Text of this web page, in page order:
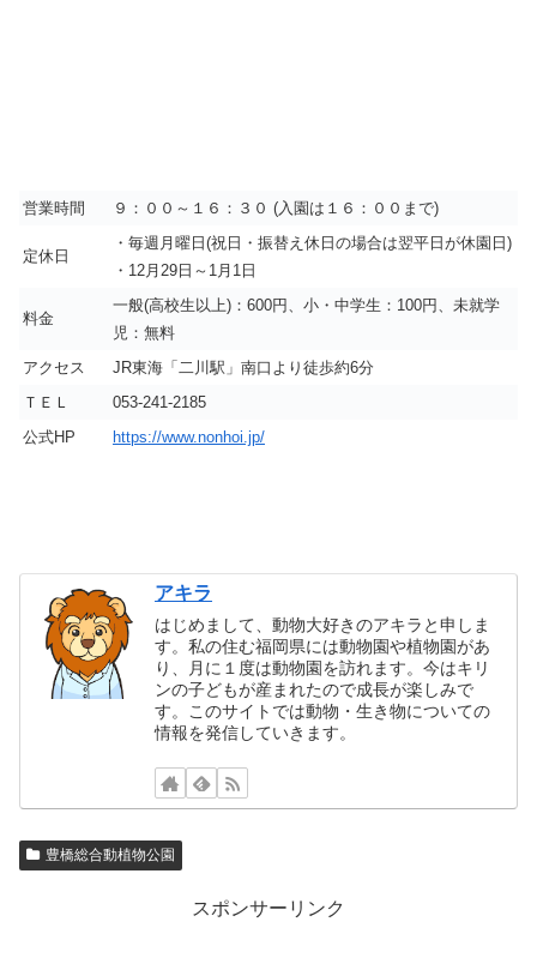
営業時間 ９：００～１６：３０ (入園は１６：００まで)
定休日
・毎週月曜日(祝日・振替え休日の場合は翌平日が休園日)
・12月29日～1月1日
料金
一般(高校生以上)：600円、小・中学生：100円、未就学
児：無料
アクセス
JR東海「二川駅」南口より徒歩約6分
ＴＥＬ
053-241-2185
公式HP
https://www.nonhoi.jp/
アキラ
はじめまして、動物大好きのアキラと申しま
す。私の住む福岡県には動物園や植物園があ
り、月に１度は動物園を訪れます。今はキリ
ンの子どもが産まれたので成長が楽しみで
す。このサイトでは動物・生き物についての
情報を発信していきます。
豊橋総合動植物公園
スポンサーリンク